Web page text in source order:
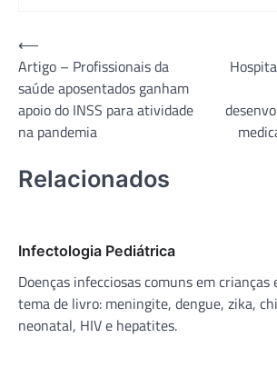
Navegação
de
Post
⟵
Artigo – Profissionais da
saúde aposentados ganham
apoio do INSS para atividade
na pandemia
Relacionados
Infectologia Pediátrica
Doenças infecciosas comuns em crianças
tema de livro: meningite, dengue, zika,
neonatal, HIV e hepatites.